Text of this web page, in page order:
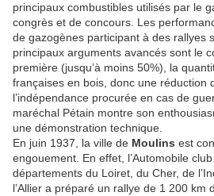
principaux combustibles utilisés par le
congrès et de concours. Les
de gazogènes participant à des rallyes
principaux arguments avancés sont le
première (jusqu’à moins 50%), la
françaises en bois, donc une réduction
l’indépendance procurée en cas de
maréchal Pétain montre son
une démonstration technique.
En juin 1937, la ville de Moulins est
engouement. En effet, l’Automobile
départements du Loiret, du Cher, de
l’Allier a préparé un rallye de 1 200 km